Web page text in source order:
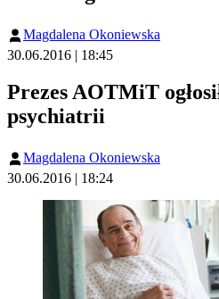
Magdalena Okoniewska
30.06.2016 | 18:45
Prezes AOTMiT
psychiatrii
Magdalena Okoniewska
30.06.2016 | 18:24